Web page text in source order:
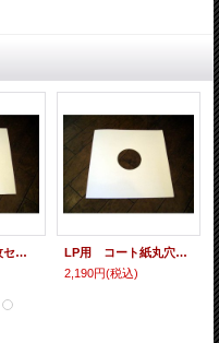
LP用 台紙 5枚セット
LP用 コート紙丸穴ジャケ 10枚セット
2,190円(税込)